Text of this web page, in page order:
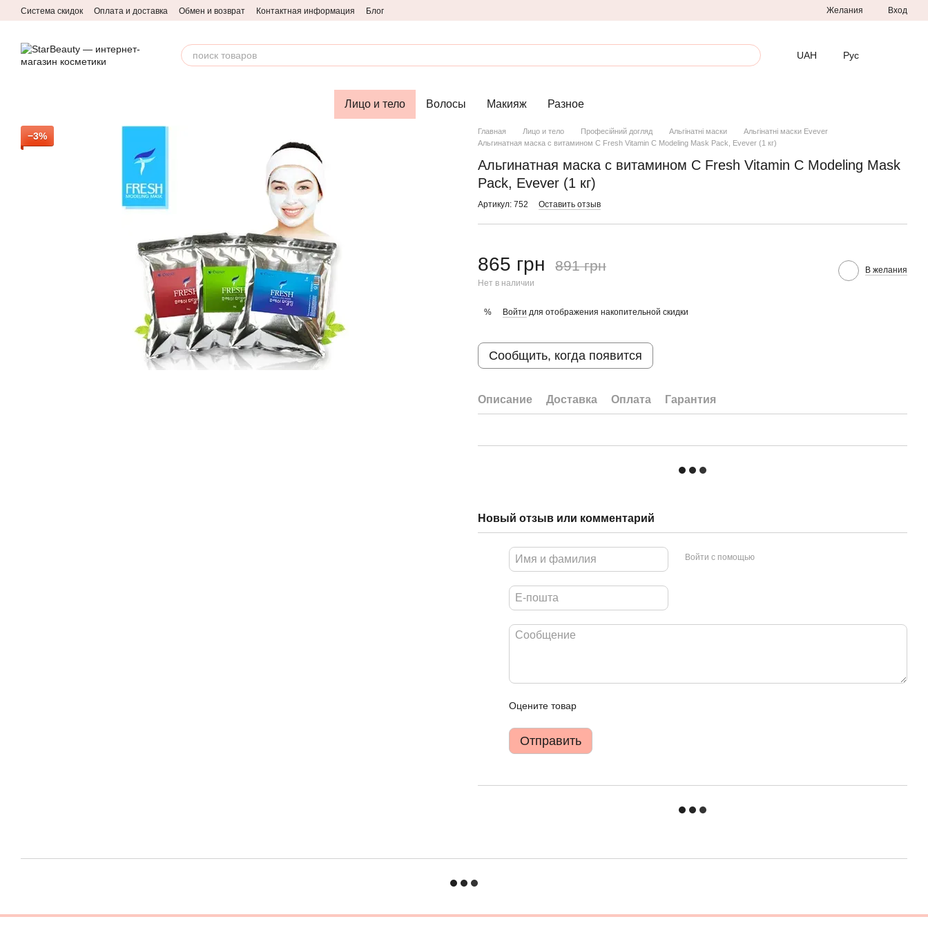
Перейти к основному контенту
Система скидок Оплата и доставка Обмен и возврат Контактная информация Блог Желания Вход
UAH Рус
Лицо и тело Волосы Макияж Разное
−3% Главная Лицо и тело Професійний догляд Альгінатні маски
Альгінатні маски Evever
Альгинатная маска с витамином С Fresh Vitamin C Modeling Mask Pack, Evever (1 кг)
Альгинатная маска с витамином С Fresh Vitamin C Modeling Mask
Pack, Evever (1 кг)
Артикул: 752 Оставить отзыв
865 грн 891 грн
Нет в наличии
В желания
% Войти для отображения накопительной скидки
Сообщить, когда появится
Описание Доставка Оплата Гарантия
Новый отзыв или комментарий
Войти с помощью
Оцените товар
Отправить